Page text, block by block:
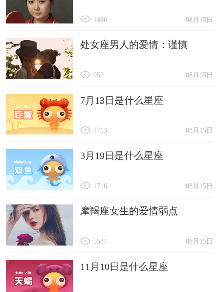
08月15日
1486
处女座男人的爱情：谨慎
08月15日
952
7月13日是什么星座
08月15日
1713
3月19日是什么星座
08月15日
1716
摩羯座女生的爱情弱点
08月15日
5537
11月10日是什么星座